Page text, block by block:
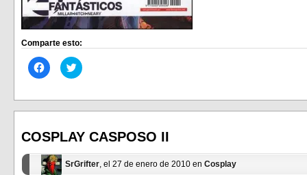
Comparte esto:
Haz
clic
en
(Se
en
una
nueva)
Haz
clic
en
(Se
en
una
nueva)
COSPLAY CASPOSO II
SrGrifter, el 27 de enero de 2010 en Cosplay